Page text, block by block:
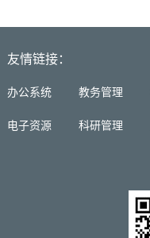
友情链接：
办公系统 教务管理
电子资源 科研管理